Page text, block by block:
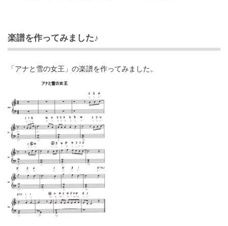
楽譜を作ってみました♪
「アナと雪の女王」の楽譜を作ってみました。